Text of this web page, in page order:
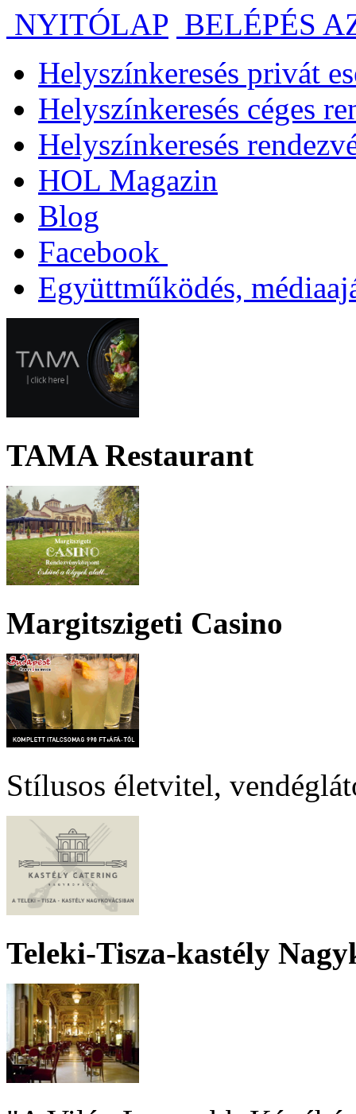
NYITÓLAP BELÉPÉS
Helyszínkeresés privát
Helyszínkeresés céges
Helyszínkeresés
HOL Magazin
Blog
Facebook
Együttműködés,
TAMA Restaurant
Margitszigeti Casino
Stílusos életvitel,
Teleki-Tisza-kastély